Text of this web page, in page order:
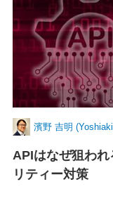
濱野 吉明
APIはなぜ狙わ
リティー対策